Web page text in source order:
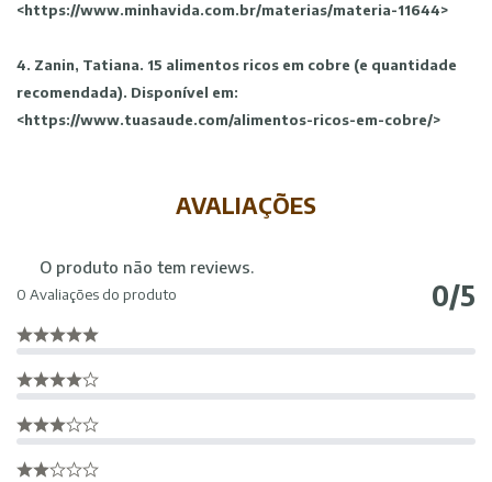
<https://www.minhavida.com.br/materias/materia-11644>
4. Zanin, Tatiana. 15 alimentos ricos em cobre (e quantidade
recomendada). Disponível em:
<https://www.tuasaude.com/alimentos-ricos-em-cobre/>
AVALIAÇÕES
O produto não tem reviews.
0 Avaliações do produto 0/5